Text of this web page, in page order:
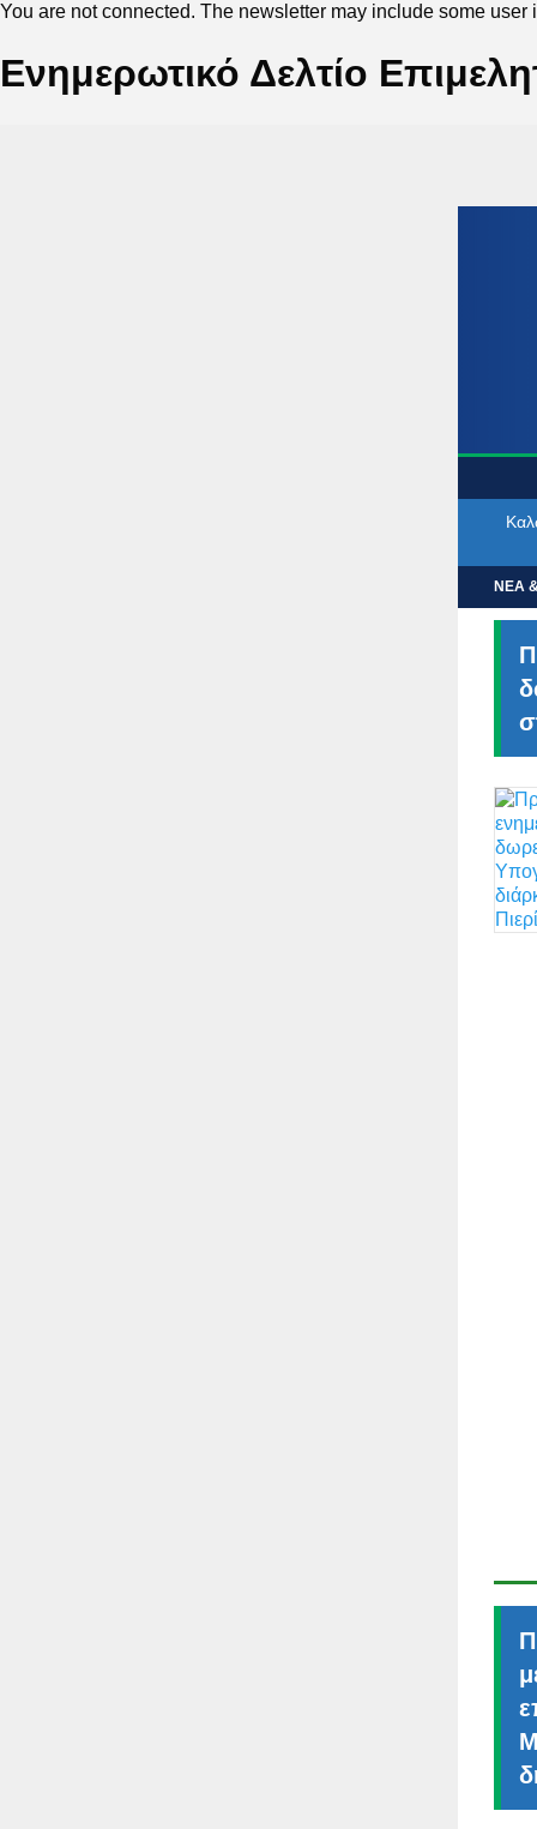
You are not connected. The newsletter may include some
Ενημερωτικό Δελτίο
ΝΕΑ